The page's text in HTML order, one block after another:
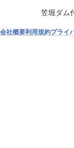
笠堀ダム
会社概要利用規約プライ